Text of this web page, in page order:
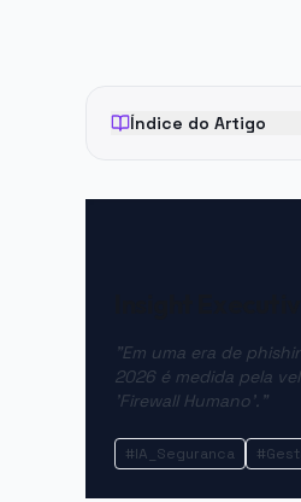
Índice do Artigo
"Em uma era de
2026 é medida pela
'Firewall Humano'."
#IA_Seguranca